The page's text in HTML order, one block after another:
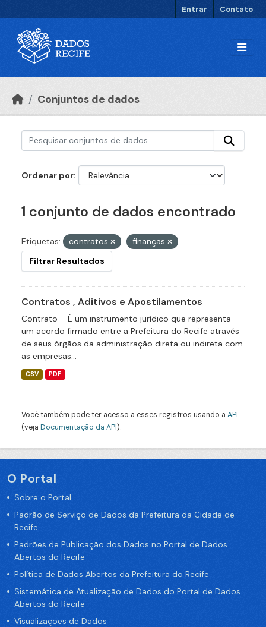
Entrar Contato
Conjuntos de dados
Ordenar por
1 conjunto de dados encontrado
Etiquetas: contratos
finanças
Filtrar Resultados
Contratos , Aditivos e Apostilamentos
Contrato – É um instrumento jurídico que representa
um acordo firmado entre a Prefeitura do Recife através
de seus órgãos da administração direta ou indireta com
as empresas...
CSV PDF
Você também pode ter acesso a esses registros usando a API
(veja Documentação da API).
O Portal
Sobre o Portal
Padrão de Serviço de Dados da Prefeitura da Cidade de
Recife
Padrões de Publicação dos Dados no Portal de Dados
Abertos do Recife
Política de Dados Abertos da Prefeitura do Recife
Sistemática de Atualização de Dados do Portal de Dados
Abertos do Recife
Visualizações de Dados